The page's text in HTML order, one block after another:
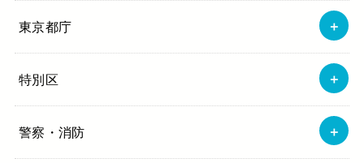
東京都庁
特別区
警察・消防